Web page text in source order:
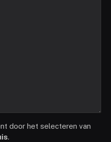
door het selecteren van
.